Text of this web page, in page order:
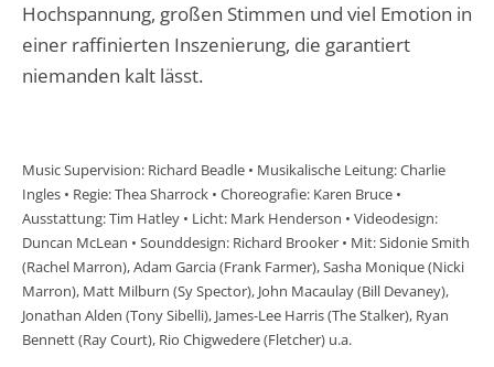
Hochspannung, großen Stimmen und viel Emotion in
einer raffinierten Inszenierung, die garantiert
niemanden kalt lässt.
Music Supervision: Richard Beadle • Musikalische Leitung: Charlie
Ingles • Regie: Thea Sharrock • Choreografie: Karen Bruce •
Ausstattung: Tim Hatley • Licht: Mark Henderson • Videodesign:
Duncan McLean • Sounddesign: Richard Brooker • Mit: Sidonie Smith
(Rachel Marron), Adam Garcia (Frank Farmer), Sasha Monique (Nicki
Marron), Matt Milburn (Sy Spector), John Macaulay (Bill Devaney),
Jonathan Alden (Tony Sibelli), James-Lee Harris (The Stalker), Ryan
Bennett (Ray Court), Rio Chigwedere (Fletcher) u.a.